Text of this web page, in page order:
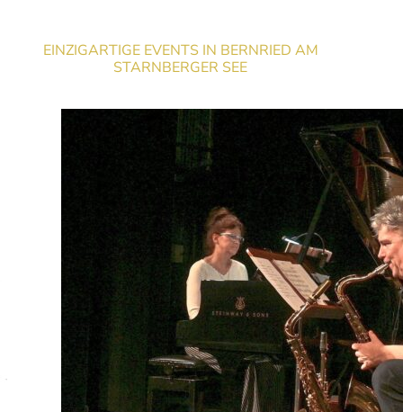
EINZIGARTIGE EVENTS IN BERNRIED AM
STARNBERGER SEE